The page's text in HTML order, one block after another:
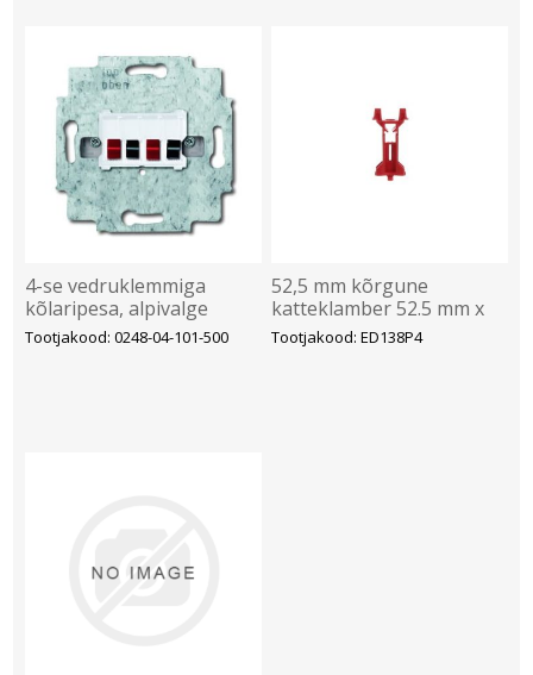
4-se vedruklemmiga
kõlaripesa, alpivalge
Tootjakood: 0248-04-101-500
52,5 mm kõrgune
katteklamber 52.5 mm x
16 mm x 29.5 mm, ABB
Tootjakood: ED138P4